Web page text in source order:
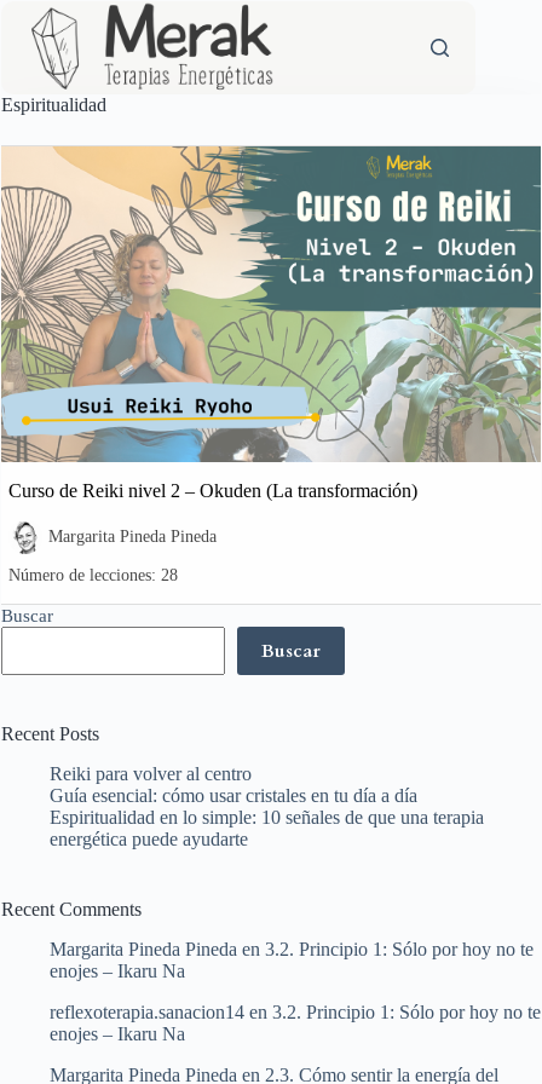
contenido
Espiritualidad
Curso de Reiki nivel 2 – Okuden (La transformación)
Margarita Pineda Pineda
Número de lecciones: 28
Buscar
Buscar
Recent Posts
Reiki para volver al centro
Guía esencial: cómo usar cristales en tu día a día
Espiritualidad en lo simple: 10 señales de que una terapia
energética puede ayudarte
Recent Comments
Margarita Pineda Pineda en 3.2. Principio 1: Sólo por hoy no te
enojes – Ikaru Na
reflexoterapia.sanacion14 en 3.2. Principio 1: Sólo por hoy no te
enojes – Ikaru Na
Margarita Pineda Pineda en 2.3. Cómo sentir la energía del